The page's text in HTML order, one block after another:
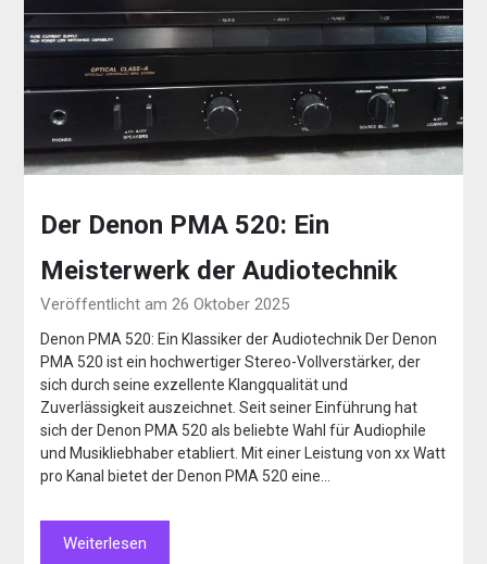
Der Denon PMA 520: Ein
Meisterwerk der Audiotechnik
Veröffentlicht am 26 Oktober 2025
Denon PMA 520: Ein Klassiker der Audiotechnik Der Denon
PMA 520 ist ein hochwertiger Stereo-Vollverstärker, der
sich durch seine exzellente Klangqualität und
Zuverlässigkeit auszeichnet. Seit seiner Einführung hat
sich der Denon PMA 520 als beliebte Wahl für Audiophile
und Musikliebhaber etabliert. Mit einer Leistung von xx Watt
pro Kanal bietet der Denon PMA 520 eine…
Weiterlesen